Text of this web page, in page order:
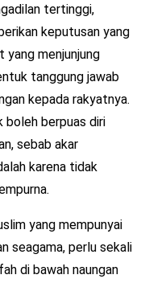
tertinggi,
keputusan yang
menjunjung
tanggung jawab
kepada rakyatnya.
boleh berpuas diri
sebab akar
karena tidak
yang mempunyai
seagama, perlu sekali
di bawah naungan